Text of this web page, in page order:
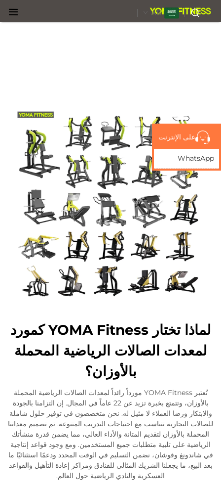
AR
لماذا تختار YOMA Fitness كمورد
لمعدات الصالات الرياضية المحملة
بالأوزان؟
تُعتبر YOMA Fitness مورداً رائداً لمعدات الصالات الرياضية المحملة
بالأوزان، وتتمتع بخبرة تزيد عن 22 عاماً في المجال. إن التزامنا بالجودة
والابتكار ورضا العملاء لا مثيل له. نحن متخصصون في توفير حلول شاملة
للصالات التجارية تتناسب مع احتياجات التدريب المتنوعة. تم تصميم معداتنا
المحملة بالأوزان لتقديم المتانة والأداء العالي، مما يضمن قدرة منشأتك
الرياضية على تلبية متطلبات جميع المستخدمين. ومع وجود قواعد إنتاجية
في شاندونغ وفوشان، نضمن التسليم في الوقت المحدد ودعمًا استثنائيًا ما
بعد البيع، ما يجعلنا الشريك المثالي للفنادق ومراكز إعادة التأهيل والقواعد
العسكرية والنادي الرياضية حول العالم.
على الإنترنت
WhatsApp